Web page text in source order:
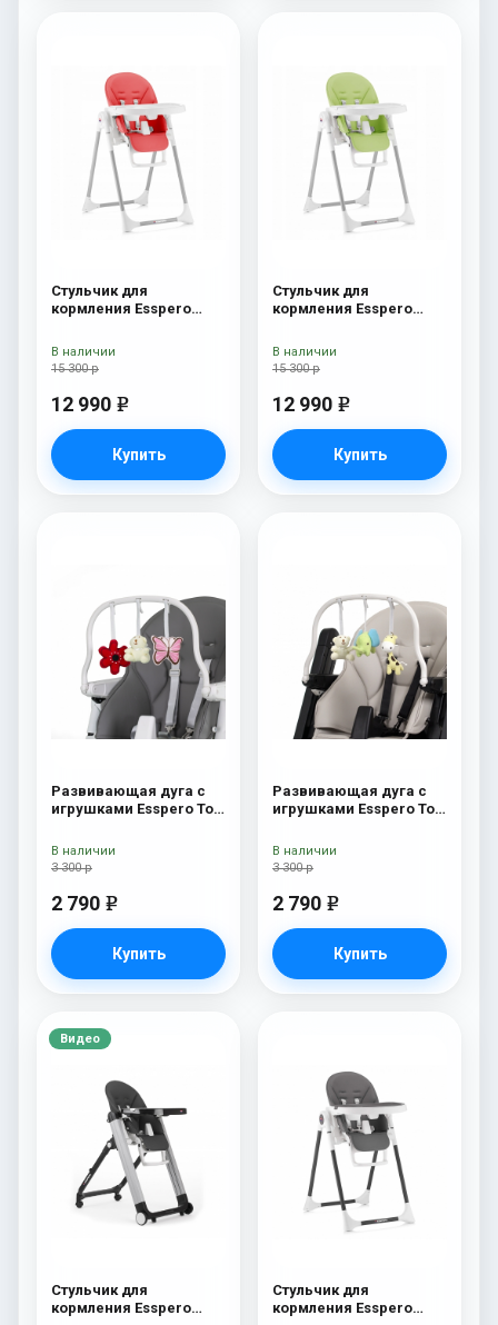
Стульчик для
кормления Esspero
15 300 р
12 990 e
Купить
В наличии
Стульчик для
кормления Esspero
15 300 р
12 990 e
Купить
В наличии
Развивающая дуга с
игрушками Esspero Toy
3 300 р
2 790 e
Купить
В наличии
Развивающая дуга с
игрушками Esspero Toy
Elephant
3 300 р
2 790 e
Купить
В наличии
Видео
Стульчик для
кормления Esspero
Стульчик для
кормления Esspero